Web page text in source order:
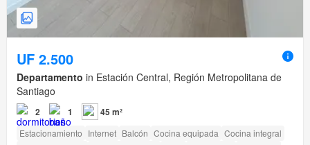
UF 2.500
Departamento in Estación Central, Región Metropolitana de
Santiago
2 1 45 m²
Estacionamiento Internet Balcón Cocina equipada Cocina integral